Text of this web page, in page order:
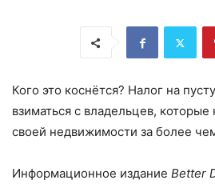
Кого это коснётся? Налог на
взиматься с владельцев,
своей недвижимости за более
Информационное издание Better